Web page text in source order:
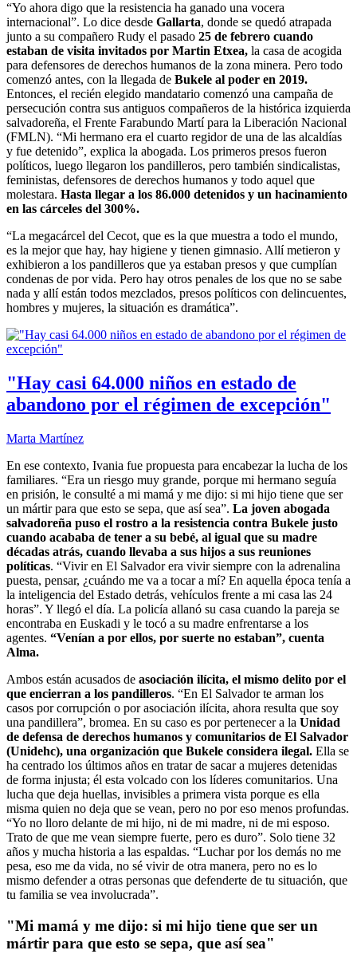
“Yo ahora digo que la resistencia ha ganado una vocera
internacional”. Lo dice desde Gallarta, donde se quedó atrapada
junto a su compañero Rudy el pasado 25 de febrero cuando
estaban de visita invitados por Martin Etxea, la casa de acogida
para defensores de derechos humanos de la zona minera. Pero todo
comenzó antes, con la llegada de Bukele al poder en 2019.
Entonces, el recién elegido mandatario comenzó una campaña de
persecución contra sus antiguos compañeros de la histórica izquierda
salvadoreña, el Frente Farabundo Martí para la Liberación Nacional
(FMLN). “Mi hermano era el cuarto regidor de una de las alcaldías
y fue detenido”, explica la abogada. Los primeros presos fueron
políticos, luego llegaron los pandilleros, pero también sindicalistas,
feministas, defensores de derechos humanos y todo aquel que
molestara. Hasta llegar a los 86.000 detenidos y un hacinamiento
en las cárceles del 300%.
“La megacárcel del Cecot, que es la que muestra a todo el mundo,
es la mejor que hay, hay higiene y tienen gimnasio. Allí metieron y
exhibieron a los pandilleros que ya estaban presos y que cumplían
condenas de por vida. Pero hay otros penales de los que no se sabe
nada y allí están todos mezclados, presos políticos con delincuentes,
hombres y mujeres, la situación es dramática”.
"Hay casi 64.000 niños en estado de
abandono por el régimen de excepción"
Marta Martínez
En ese contexto, Ivania fue propuesta para encabezar la lucha de los
familiares. “Era un riesgo muy grande, porque mi hermano seguía
en prisión, le consulté a mi mamá y me dijo: si mi hijo tiene que ser
un mártir para que esto se sepa, que así sea”. La joven abogada
salvadoreña puso el rostro a la resistencia contra Bukele justo
cuando acababa de tener a su bebé, al igual que su madre
décadas atrás, cuando llevaba a sus hijos a sus reuniones
políticas. “Vivir en El Salvador era vivir siempre con la adrenalina
puesta, pensar, ¿cuándo me va a tocar a mí? En aquella época tenía a
la inteligencia del Estado detrás, vehículos frente a mi casa las 24
horas”. Y llegó el día. La policía allanó su casa cuando la pareja se
encontraba en Euskadi y le tocó a su madre enfrentarse a los
agentes. “Venían a por ellos, por suerte no estaban”, cuenta
Alma.
Ambos están acusados de asociación ilícita, el mismo delito por el
que encierran a los pandilleros. “En El Salvador te arman los
casos por corrupción o por asociación ilícita, ahora resulta que soy
una pandillera”, bromea. En su caso es por pertenecer a la Unidad
de defensa de derechos humanos y comunitarios de El Salvador
(Unidehc), una organización que Bukele considera ilegal. Ella se
ha centrado los últimos años en tratar de sacar a mujeres detenidas
de forma injusta; él esta volcado con los líderes comunitarios. Una
lucha que deja huellas, invisibles a primera vista porque es ella
misma quien no deja que se vean, pero no por eso menos profundas.
“Yo no lloro delante de mi hijo, ni de mi madre, ni de mi esposo.
Trato de que me vean siempre fuerte, pero es duro”. Solo tiene 32
años y mucha historia a las espaldas. “Luchar por los demás no me
pesa, eso me da vida, no sé vivir de otra manera, pero no es lo
mismo defender a otras personas que defenderte de tu situación, que
tu familia se vea involucrada”.
"Mi mamá y me dijo: si mi hijo tiene que ser un
mártir para que esto se sepa, que así sea"